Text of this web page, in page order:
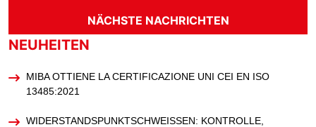
NÄCHSTE NACHRICHTEN
NEUHEITEN
MIBA OTTIENE LA CERTIFICAZIONE UNI CEI EN ISO
13485:2021
WIDERSTANDSPUNKTSCHWEISSEN: KONTROLLE, Q